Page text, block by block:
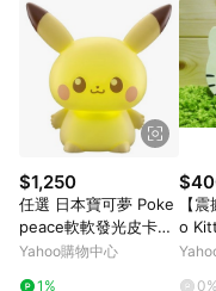
3. 訂單回饋金額將扣除運
價券等虛擬貨幣折抵 4. 大
有相關事證認定您為大宗
相關認定以Yahoo購物中心
$1,250
任選 日本寶可夢 Poke
peace軟軟發光皮卡丘
PC27009
Yahoo購物中心
1%
【
o
附整
0%